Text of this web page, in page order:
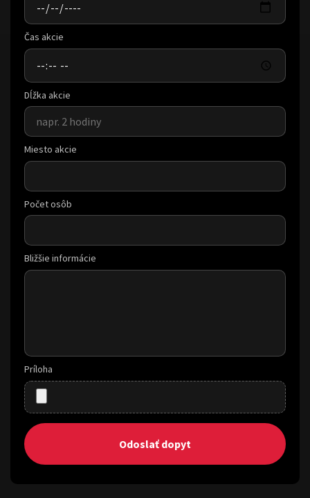
Čas akcie
Dĺžka akcie
Miesto akcie
Počet osôb
Bližšie informácie
Príloha
Odoslať dopyt